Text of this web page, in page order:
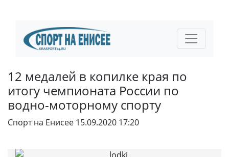
12 медалей в копилке края по
итогу чемпионата России по
водно-моторному спорту
Спорт на Енисее 15.09.2020 17:20